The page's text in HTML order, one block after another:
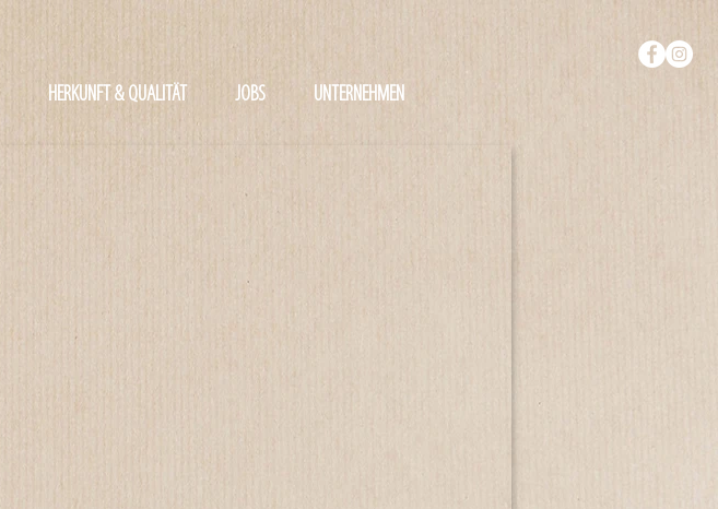
HERKUNFT & QUALITÄT JOBS UNTERNEHMEN